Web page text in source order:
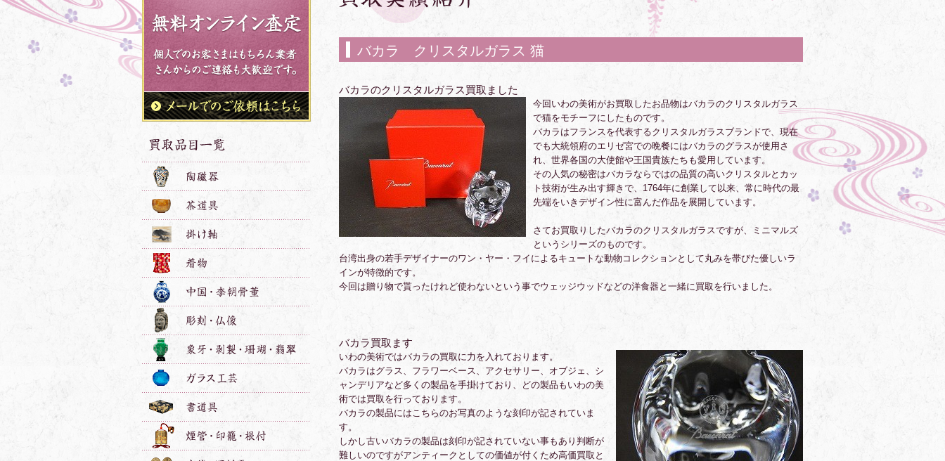
バカラ クリスタルガラス 猫
バカラのクリスタルガラス買取ました
今回いわの美術がお買取したお品物はバカラのクリスタルガラス
で猫をモチーフにしたものです。
バカラはフランスを代表するクリスタルガラスブランドで、現在
でも大統領府のエリゼ宮での晩餐にはバカラのグラスが使用さ
れ、世界各国の大使館や王国貴族たちも愛用しています。
その人気の秘密はバカラならではの品質の高いクリスタルとカッ
ト技術が生み出す輝きで、1764年に創業して以来、常に時代の最
先端をいきデザイン性に富んだ作品を展開しています。
さてお買取りしたバカラのクリスタルガラスですが、ミニマルズ
というシリーズのものです。
台湾出身の若手デザイナーのワン・ヤー・フイによるキュートな動物コレクションとして丸みを帯びた優しいラ
インが特徴的です。
今回は贈り物で貰ったけれど使わないという事でウェッジウッドなどの洋食器と一緒に買取を行いました。
バカラ買取ます
いわの美術ではバカラの買取に力を入れております。
バカラはグラス、フラワーベース、アクセサリー、オブジェ、シ
ャンデリアなど多くの製品を手掛けており、どの製品もいわの美
術では買取を行っております。
バカラの製品にはこちらのお写真のような刻印が記されていま
す。
しかし古いバカラの製品は刻印が記されていない事もあり判断が
難しいのですがアンティークとしての価値が付くため高価買取と